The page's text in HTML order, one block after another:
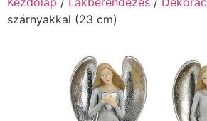
szárnyakkal (23 cm)